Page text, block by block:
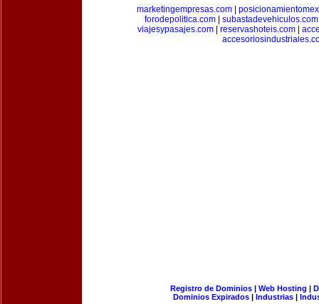
marketingempresas.com
forodepolitica.com| subastadevehiculos.com
viajesypasajes.com
reservashoteis.com
Registro de Dominios| Web Hosting |
Dominios Expirados | Industrias |